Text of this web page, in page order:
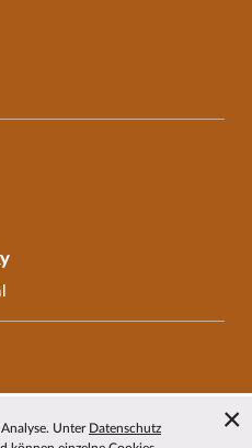
Unter Datenschutz